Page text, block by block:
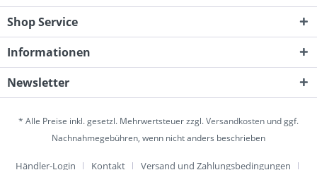
Shop Service
Informationen
Newsletter
* Alle Preise inkl. gesetzl. Mehrwertsteuer zzgl.Versandkosten und ggf.
Nachnahmegebühren, wenn nicht anders beschrieben
Händler-Login Kontakt Versand und Zahlungsbedingungen